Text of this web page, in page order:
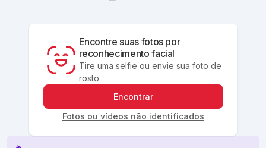
Encontre suas fotos por
reconhecimento facial
Tire uma selfie ou envie sua foto de
rosto.
Encontrar
Fotos ou vídeos não identificados